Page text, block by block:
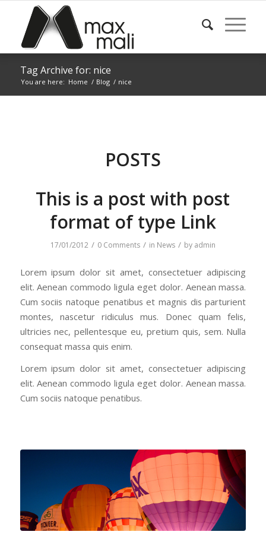
Tag Archive for: nice
You are here: Home / Blog / nice
POSTS
This is a post with post
format of type Link
17/01/2012 / 0 Comments / in News / by admin
Lorem ipsum dolor sit amet, consectetuer adipiscing
elit. Aenean commodo ligula eget dolor. Aenean massa.
Cum sociis natoque penatibus et magnis dis parturient
montes, nascetur ridiculus mus. Donec quam felis,
ultricies nec, pellentesque eu, pretium quis, sem. Nulla
consequat massa quis enim.
Lorem ipsum dolor sit amet, consectetuer adipiscing
elit. Aenean commodo ligula eget dolor. Aenean massa.
Cum sociis natoque penatibus.